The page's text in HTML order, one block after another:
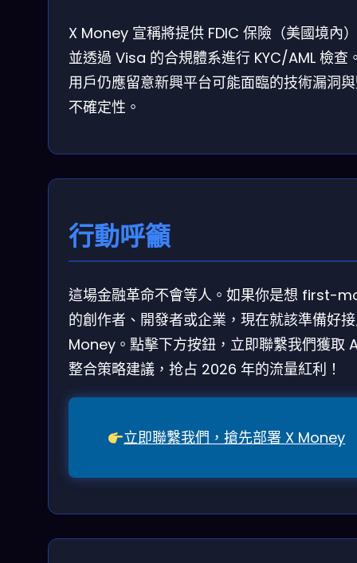
X Money 宣稱將提供 FDIC 保險（美國境內
並透過 Visa 的合規體系進行 KYC/AML 檢查
用戶仍應留意新興平台可能面臨的技術漏洞
不確定性。
行動呼籲
這場金融革命不會等人。如果你是想 first-
的創作者、開發者或企業，現在就該準備好
Money。點擊下方按鈕，立即聯繫我們獲取
整合策略建議，抢占 2026 年的流量紅利！
立即聯繫我們，搶先部署 X Money